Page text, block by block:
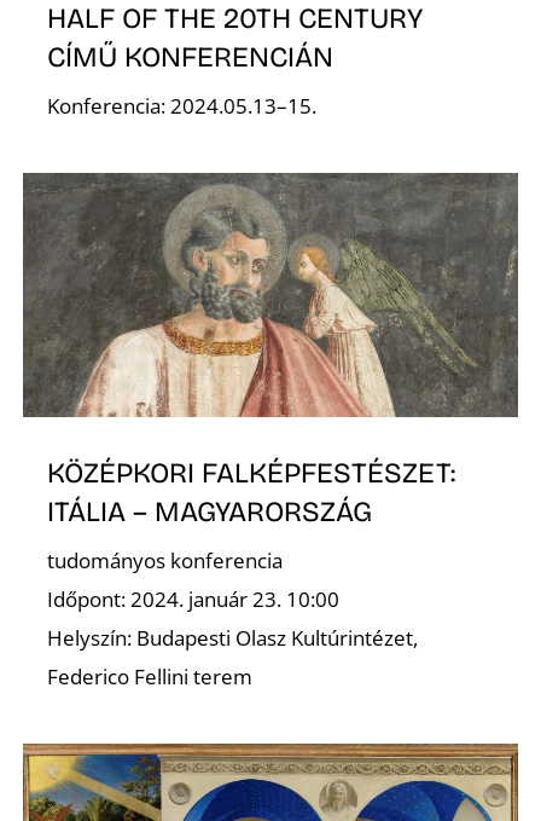
HALF OF THE 20TH CENTURY
CÍMŰ KONFERENCIÁN
Konferencia: 2024.05.13–15.
KÖZÉPKORI FALKÉPFESTÉSZET:
ITÁLIA – MAGYARORSZÁG
tudományos konferencia
Időpont: 2024. január 23. 10:00
Helyszín: Budapesti Olasz Kultúrintézet,
Federico Fellini terem